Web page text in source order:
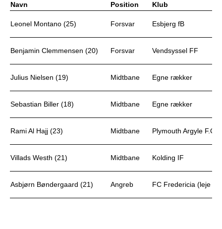
Navn Position Klub
Leonel Montano (25) Forsvar Esbjerg fB
Benjamin Clemmensen (20) Forsvar Vendsyssel FF
Julius Nielsen (19) Midtbane Egne rækker
Sebastian Biller (18) Midtbane Egne rækker
Rami Al Hajj (23) Midtbane Plymouth Argyle F.C.
Villads Westh (21) Midtbane Kolding IF
Asbjørn Bøndergaard (21) Angreb FC Fredericia (leje